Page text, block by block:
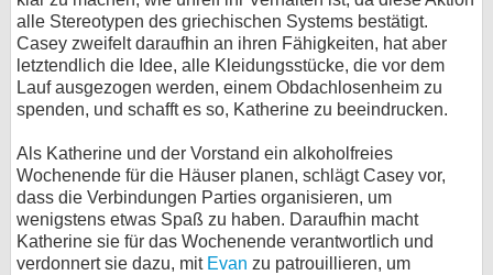
alle Stereotypen des griechischen Systems bestätigt.
Casey zweifelt daraufhin an ihren Fähigkeiten, hat aber
letztendlich die Idee, alle Kleidungsstücke, die vor dem
Lauf ausgezogen werden, einem Obdachlosenheim zu
spenden, und schafft es so, Katherine zu beeindrucken.
Als Katherine und der Vorstand ein alkoholfreies
Wochenende für die Häuser planen, schlägt Casey vor,
dass die Verbindungen Parties organisieren, um
wenigstens etwas Spaß zu haben. Daraufhin macht
Katherine sie für das Wochenende verantwortlich und
verdonnert sie dazu, mit Evan zu patrouillieren, um